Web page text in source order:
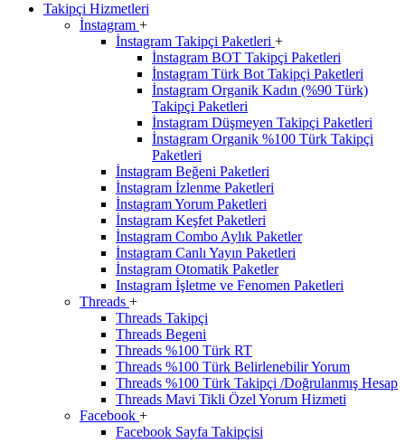
Takipçi Hizmetleri
İnstagram +
İnstagram Takipçi Paketleri +
İnstagram BOT Takipçi Paketleri
İnstagram Türk Bot Takipçi Paketleri
İnstagram Organik Kadın (%90 Türk)
Takipçi Paketleri
İnstagram Düşmeyen Takipçi Paketleri
İnstagram Organik %100 Türk Takipçi
Paketleri
İnstagram Beğeni Paketleri
İnstagram İzlenme Paketleri
İnstagram Yorum Paketleri
İnstagram Keşfet Paketleri
İnstagram Combo Aylık Paketler
İnstagram Canlı Yayın Paketleri
İnstagram Otomatik Paketler
Instagram İşletme ve Fenomen Paketleri
Threads +
Threads Takipçi
Threads Begeni
Threads %100 Türk RT
Threads %100 Türk Belirlenebilir Yorum
Threads %100 Türk Takipçi /Doğrulanmış Hesap
Threads Mavi Tikli Özel Yorum Hizmeti
Facebook +
Facebook Sayfa Takipçisi